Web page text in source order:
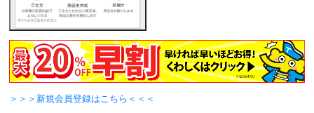
＞＞＞新規会員登録はこちら＜＜＜